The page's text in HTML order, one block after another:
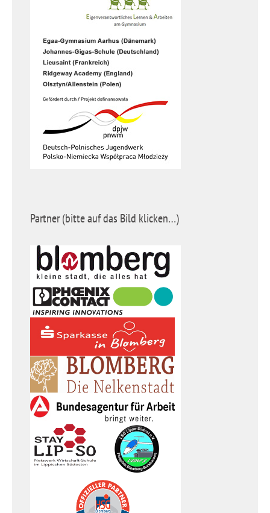
Partner (bitte auf das Bild klicken…)